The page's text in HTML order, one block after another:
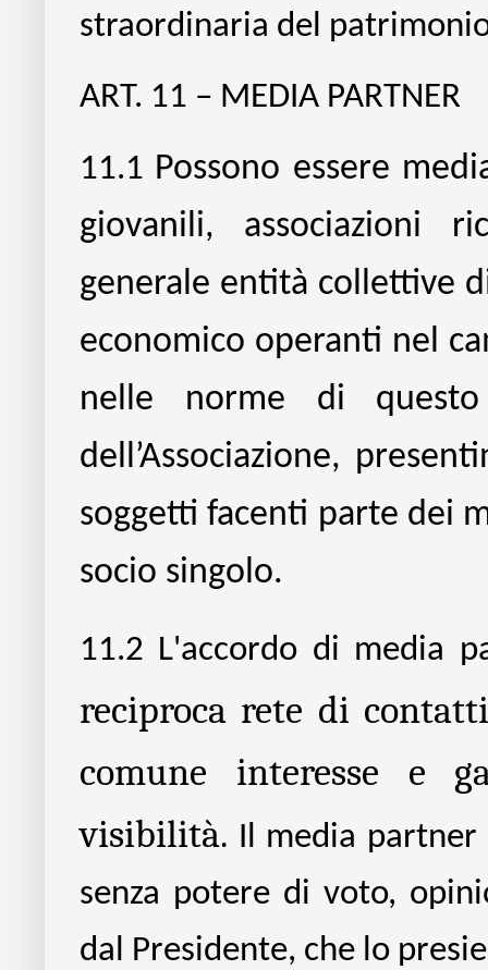
straordinaria del
ART. 11 – MEDIA PARTNER
11.1 Possono essere
giovanili, associazioni
generale entità collettive
economico operanti nel
nelle norme di
dell’Associazione,
soggetti facenti parte dei
socio singolo.
11.2 L'accordo di media
reciproca rete di
comune interesse e
visibilità. Il media
senza potere di voto,
dal Presidente, che lo